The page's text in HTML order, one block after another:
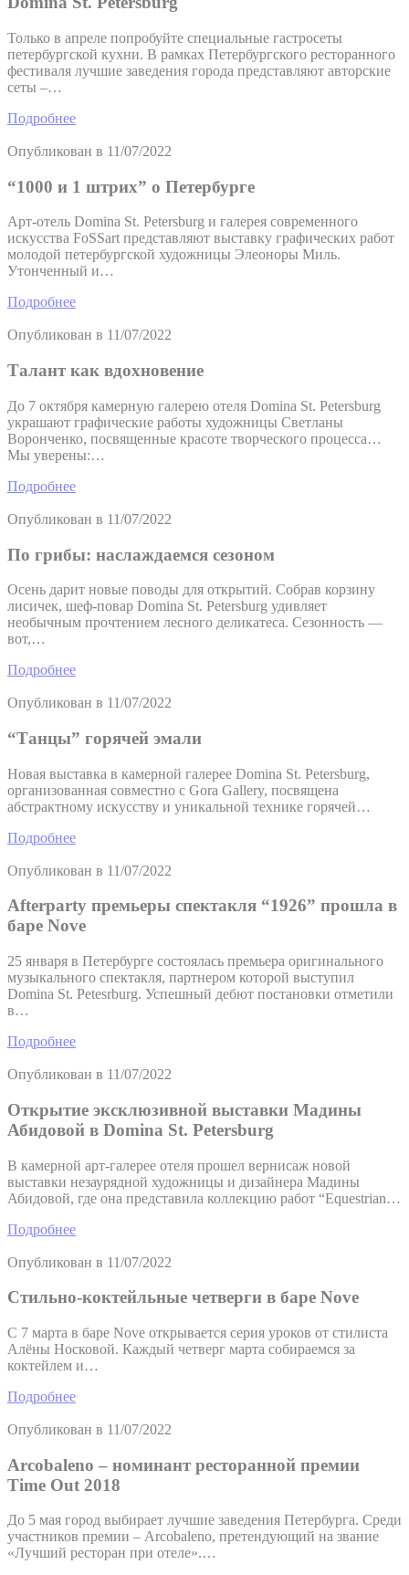
Только в апреле попробуйте специальные гастросеты
петербургской кухни. В рамках Петербургского ресторанного
фестиваля лучшие заведения города представляют авторские
сеты –…
Подробнее
Опубликован в 11/07/2022
“1000 и 1 штрих” о Петербурге
Арт-отель Domina St. Petersburg и галерея современного
искусства FoSSart представляют выставку графических работ
молодой петербургской художницы Элеоноры Миль.
Утонченный и…
Подробнее
Опубликован в 11/07/2022
Талант как вдохновение
До 7 октября камерную галерею отеля Domina St. Petersburg
украшают графические работы художницы Светланы
Воронченко, посвященные красоте творческого процесса…
Мы уверены:…
Подробнее
Опубликован в 11/07/2022
По грибы: наслаждаемся сезоном
Осень дарит новые поводы для открытий. Собрав корзину
лисичек, шеф-повар Domina St. Petersburg удивляет
необычным прочтением лесного деликатеса. Сезонность —
вот,…
Подробнее
Опубликован в 11/07/2022
“Танцы” горячей эмали
Новая выставка в камерной галерее Domina St. Petersburg,
организованная совместно с Gora Gallery, посвящена
абстрактному искусству и уникальной технике горячей…
Подробнее
Опубликован в 11/07/2022
Afterparty премьеры спектакля “1926” прошла в
баре Nove
25 января в Петербурге состоялась премьера оригинального
музыкального спектакля, партнером которой выступил
Domina St. Petesrburg. Успешный дебют постановки отметили
в…
Подробнее
Опубликован в 11/07/2022
Открытие эксклюзивной выставки Мадины
Абидовой в Domina St. Petersburg
В камерной арт-галерее отеля прошел вернисаж новой
выставки незаурядной художницы и дизайнера Мадины
Абидовой, где она представила коллекцию работ “Equestrian…
Подробнее
Опубликован в 11/07/2022
Стильно-коктейльные четверги в баре Nove
С 7 марта в баре Nove открывается серия уроков от стилиста
Алёны Носковой. Каждый четверг марта собираемся за
коктейлем и…
Подробнее
Опубликован в 11/07/2022
Arcobaleno – номинант ресторанной премии
Time Out 2018
До 5 мая город выбирает лучшие заведения Петербурга. Среди
участников премии – Arcobaleno, претендующий на звание
«Лучший ресторан при отеле».…